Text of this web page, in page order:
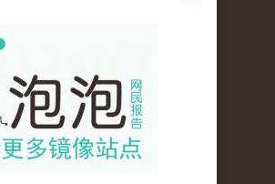
banner-mirror-site-120814.jpg